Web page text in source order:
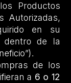
Productos
Autorizadas,
en su
dentro de la
de los
a 6 o 12